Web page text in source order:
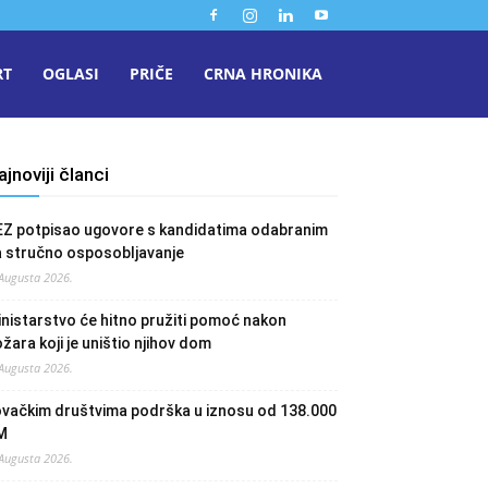
OGLASI PRIČE CRNA HRONIKA
članci
potpisao ugovore s kandidatima odabranim
stručno osposobljavanje
2026.
će hitno pružiti pomoć nakon
koji je uništio njihov dom
2026.
društvima podrška u iznosu od 138.000
2026.